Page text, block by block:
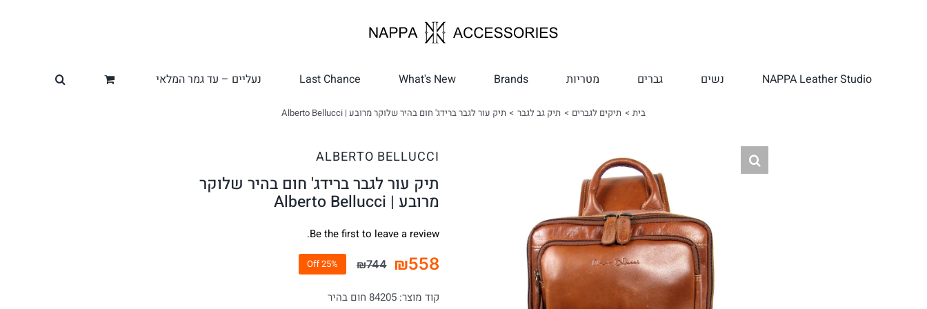
NAPPA Leather Studio נשים גברים מטריות Brands
What's New
Last Chance נעליים – עד גמר המלאי
בית תיקים לגברים תיק גב לגבר תיק עור לגבר ברידג' חום בהיר שלוקר מרובע | Alberto Bellucci
ALBERTO BELLUCCI
תיק עור לגבר ברידג' חום בהיר שלוקר
מרובע | Alberto Bellucci
Be the first to leave a review.
₪744 המחיר
המקורי
₪558
המחיר
הנוכחי
25% Off
קוד מוצר:84205 חום בהיר